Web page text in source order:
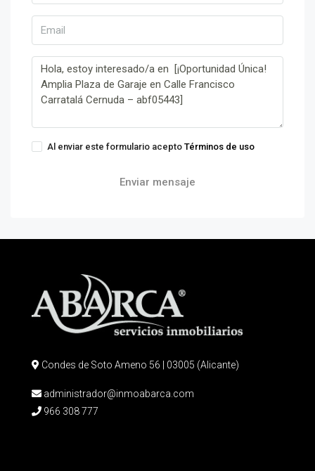
Al enviar este formulario acepto Términos de uso
Enviar mensaje
Condes de Soto Ameno 56 | 03005 (Alicante)
administrador@inmoabarca.com
966 308 777